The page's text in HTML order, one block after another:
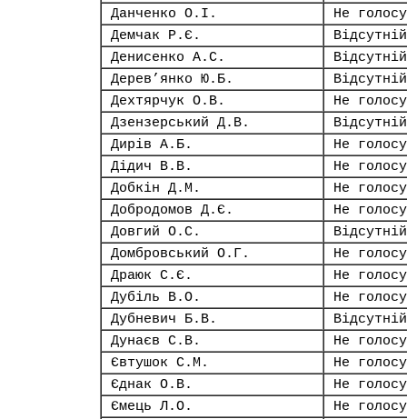
Данченко О.І.
Не
Демчак Р.Є.
Відсутній
Денисенко А.С.
Відсутній
Дерев’янко Ю.Б.
Відсутній
Дехтярчук О.В.
Не
Дзензерський Д.В.
Відсутній
Дирів А.Б.
Не
Дідич В.В.
Не
Добкін Д.М.
Не
Добродомов Д.Є.
Не
Довгий О.С.
Відсутній
Домбровський О.Г.
Не
Драюк С.Є.
Не
Дубіль В.О.
Не
Дубневич Б.В.
Відсутній
Дунаєв С.В.
Не
Євтушок С.М.
Не
Єднак О.В.
Не
Ємець Л.О.
Не